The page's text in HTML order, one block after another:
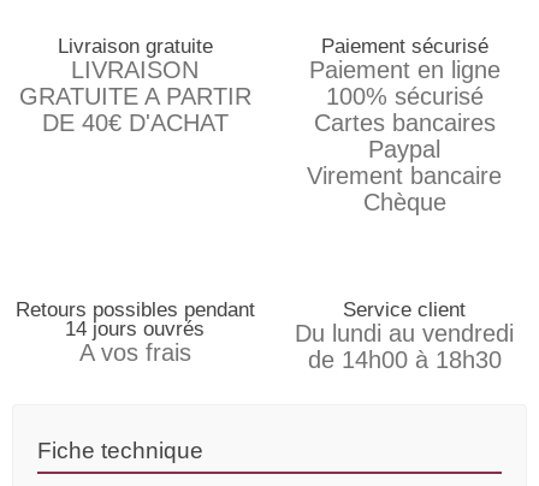
Livraison gratuite
LIVRAISON
GRATUITE A PARTIR
DE 40€ D'ACHAT
Paiement sécurisé
Paiement en ligne
100% sécurisé
Cartes bancaires
Paypal
Virement bancaire
Chèque
Retours possibles pendant
14 jours ouvrés
A vos frais
Service client
Du lundi au vendredi
de 14h00 à 18h30
Fiche technique